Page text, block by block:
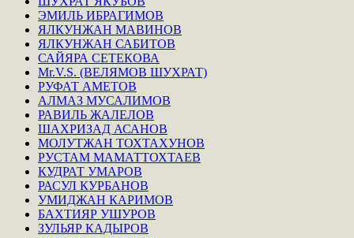
ЭМИЛЬ ИБРАГИМОВ
ЯЛКУНЖАН МАВИНОВ
ЯЛКУНЖАН САБИТОВ
САЙЯРА СЕТЕКОВА
Mr.V.S. (ВЕЛЯМОВ ШУХРАТ)
РУФАТ АМЕТОВ
АЛМАЗ МУСАЛИМОВ
РАВИЛЬ ЖАЛЕЛОВ
ШАХРИЗАД АСАНОВ
МОЛУТЖАН ТОХТАХУНОВ
РУСТАМ МАМАТТОХТАЕВ
КУДРАТ УМАРОВ
РАСУЛ КУРБАНОВ
УМИДЖАН КАРИМОВ
БАХТИЯР УШУРОВ
ЗУЛЬЯР КАДЫРОВ